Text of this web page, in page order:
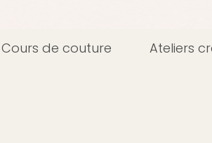
Cours de couture Ateliers